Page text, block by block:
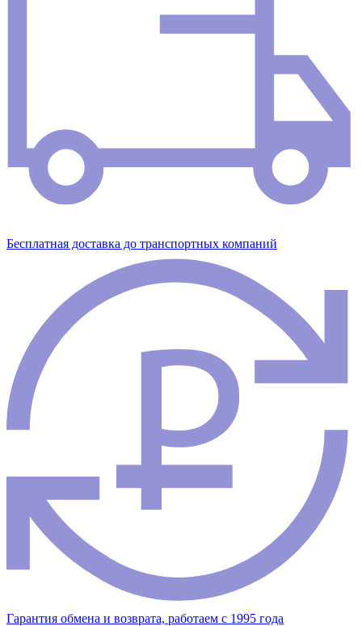
Бесплатная доставка до транспортных компаний
Гарантия обмена и возврата, работаем с 1995 года